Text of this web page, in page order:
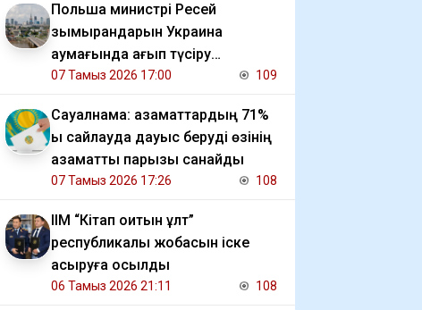
Польша министрі Ресей
зымырандарын Украина
аумағында қағып түсіру
мәселесін көтерді
07 Тамыз 2026 17:00 109
Сауалнама: азаматтардың 71%
ы сайлауда дауыс беруді өзінің
азаматтық парызы санайды
07 Тамыз 2026 17:26 108
ІІМ “Кітап оқитын ұлт”
республикалық жобасын іске
асыруға қосылды
06 Тамыз 2026 21:11 108